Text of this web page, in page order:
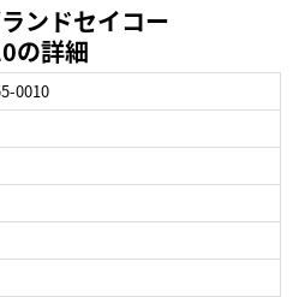
ンドセイコー
の詳細
0010